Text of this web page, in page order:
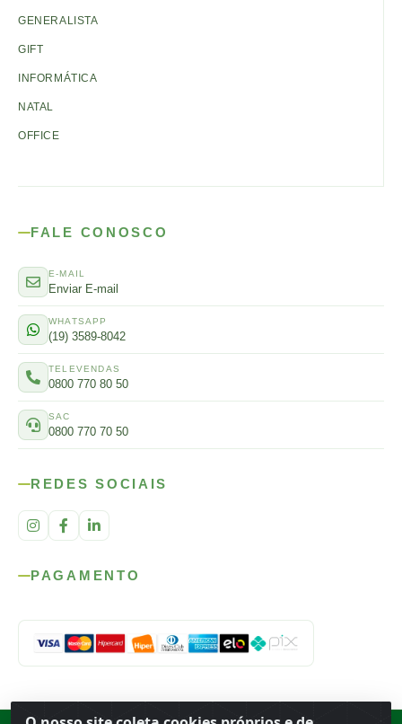
GENERALISTA
GIFT
INFORMÁTICA
NATAL
OFFICE
FALE CONOSCO
E-MAIL
Enviar E-mail
WHATSAPP
(19) 3589-8042
TELEVENDAS
0800 770 80 50
SAC
0800 770 70 50
REDES SOCIAIS
PAGAMENTO